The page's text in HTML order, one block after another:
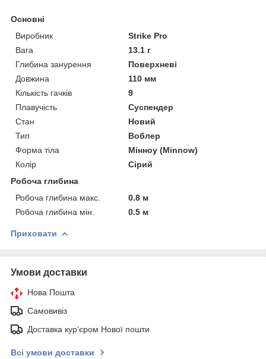
Основні
Виробник
Strike Pro
Вага
13.1 г
Глибина занурення
Поверхневі
Довжина
110 мм
Кількість гачків
9
Плавучість
Суспендер
Стан
Новий
Тип
Воблер
Форма тіла
Мінноу (Minnow)
Колір
Сірий
Робоча глибина
Робоча глибина макс.
0.8 м
Робоча глибина мін.
0.5 м
Приховати
Умови доставки
Нова Пошта
Самовивіз
Доставка кур'єром Нової пошти
Всі умови доставки